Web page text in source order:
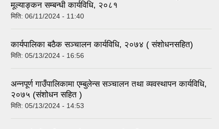
मूल्याङ्कन सम्बन्धी कार्यविधि, २०८१
मिति: 06/11/2024 - 11:40
कार्यपालिका बठैक सञ्चालन कार्यविधि, २०७४ ( संशोधनसहित)
मिति: 05/13/2024 - 16:56
अन्नपूर्ण गाउँपालिकामा एम्बुलेन्स सञ्चालन तथा व्यवस्थापन कार्यविधि,
२०७५ (संशोधन सहित )
मिति: 05/13/2024 - 14:53